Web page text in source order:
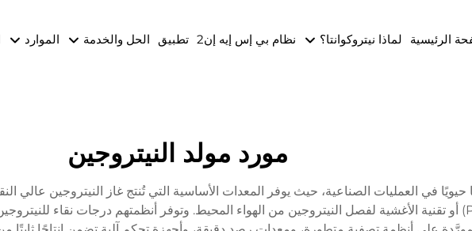
الرئيسية لماذا نيتروكوانتا؟ نظام بي إس إيه إن2 تطبيق الحل والخدمة الموارد
مورد مولد النيتروجين
في العمليات الصناعية، حيث يوفر المعدات الأساسية التي تُنتج غاز النيتروجين عالي